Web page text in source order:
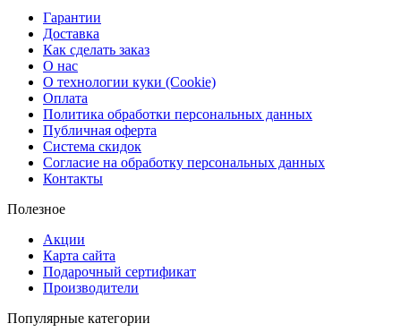
Гарантии
Доставка
Как сделать заказ
О нас
О технологии куки (Cookie)
Оплата
Политика обработки персональных данных
Публичная оферта
Система скидок
Согласие на обработку персональных данных
Контакты
Полезное
Акции
Карта сайта
Подарочный сертификат
Производители
Популярные категории